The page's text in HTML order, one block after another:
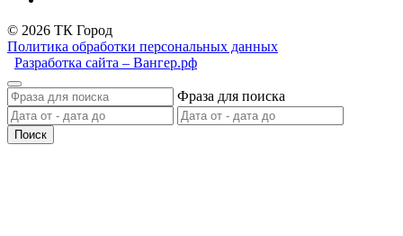
© 2026 ТК Город
Политика обработки персональных данных
Разработка сайта – Вангер.рф
Фраза для поиска
Поиск